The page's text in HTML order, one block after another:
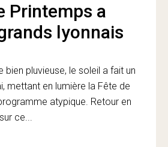
Printemps a
lyonnais
bien pluvieuse, le soleil a fait un
mettant en lumière la Fête de
atypique. Retour en
ce...